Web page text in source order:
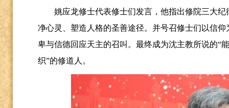
姚应龙修士代表修士们发言，他指出修院三大
净心灵、塑造人格的圣善途径。并号召修士们以信
卑与信德回应天主的召叫。最终成为沈主教所说的“
织”的修道人。